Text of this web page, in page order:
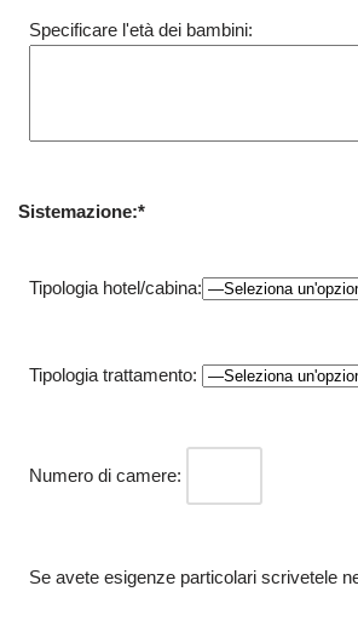
Specificare l'età dei bambini:
Sistemazione:*
Tipologia hotel/cabina:
Tipologia trattamento:
Numero di camere:
Se avete esigenze particolari scrivetele